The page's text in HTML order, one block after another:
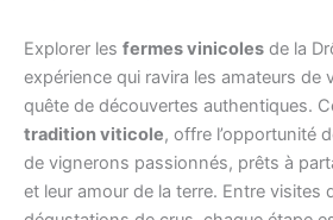
Explorer les fermes vinicoles de la
expérience qui ravira les amateurs de
quête de découvertes authentiques.
tradition viticole, offre l’opportunité
de vignerons passionnés, prêts à
et leur amour de la terre. Entre visites